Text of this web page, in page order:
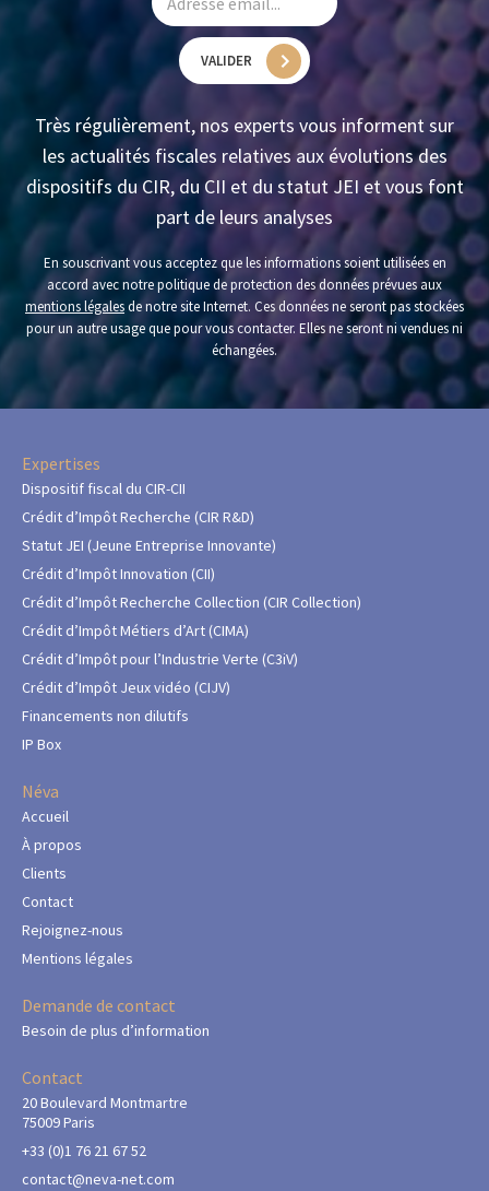
VALIDER
Très régulièrement, nos experts vous informent sur
les actualités fiscales relatives aux évolutions des
dispositifs du CIR, du CII et du statut JEI et vous font
part de leurs analyses
En souscrivant vous acceptez que les informations soient utilisées en
accord avec notre politique de protection des données prévues aux
mentions légalesde notre site Internet. Ces données ne seront pas stockées
pour un autre usage que pour vous contacter. Elles ne seront ni vendues ni
échangées.
Expertises
Dispositif fiscal du CIR-CII
Crédit d’Impôt Recherche (CIR R&D)
Statut JEI (Jeune Entreprise Innovante)
Crédit d’Impôt Innovation (CII)
Crédit d’Impôt Recherche Collection (CIR Collection)
Crédit d’Impôt Métiers d’Art (CIMA)
Crédit d’Impôt pour l’Industrie Verte (C3iV)
Crédit d’Impôt Jeux vidéo (CIJV)
Financements non dilutifs
IP Box
Néva
Accueil
À propos
Clients
Contact
Rejoignez-nous
Mentions légales
Demande de contact
Besoin de plus d’information
Contact
20 Boulevard Montmartre
75009 Paris
+33 (0)1 76 21 67 52
contact@neva-net.com